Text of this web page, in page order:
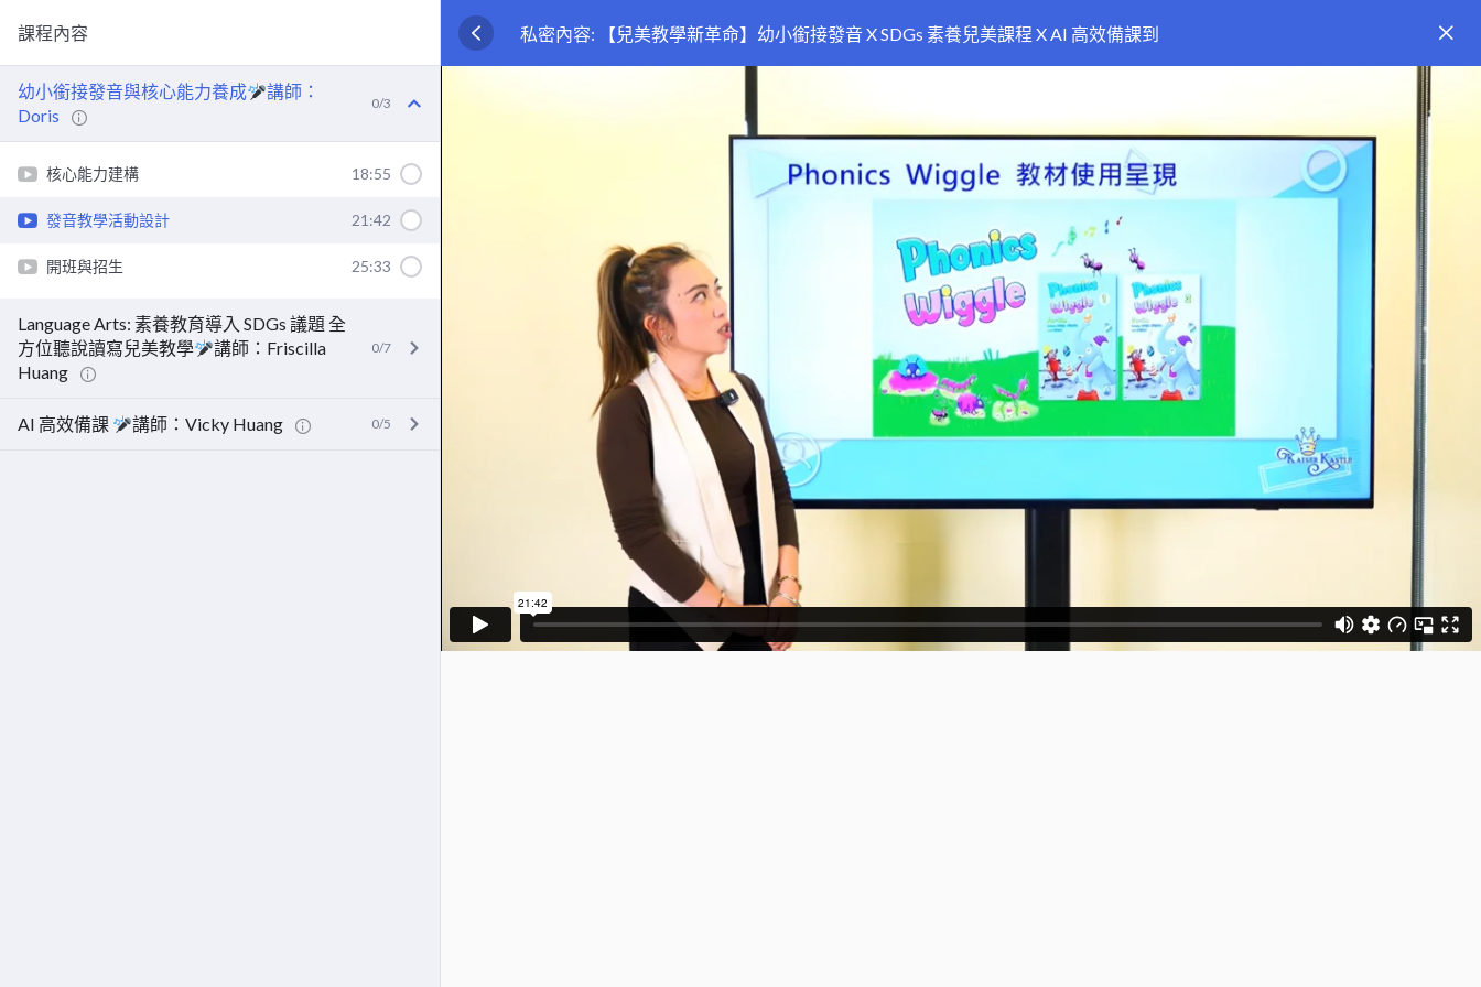
課程內容
幼小銜接發音與核心能力養成
講師：
Doris
0/3
核心能力建構 18:55
發音教學活動設計 21:42
開班與招生 25:33
Language Arts: 素養教育導入 SDGs 議題 全
方位聽說讀寫兒美教學
講師：Friscilla
Huang
0/7
AI 高效備課 講師：Vicky Huang 0/5
私密內容: 【兒美教學新革命】幼小銜接發音 X SDGs 素養兒美課程 X AI 高效備課到